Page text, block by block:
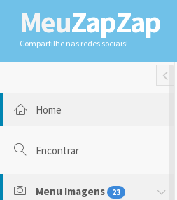
MeuZapZap
Compartilhe nas redes sociais!
Home
Encontrar
Menu Imagens 23